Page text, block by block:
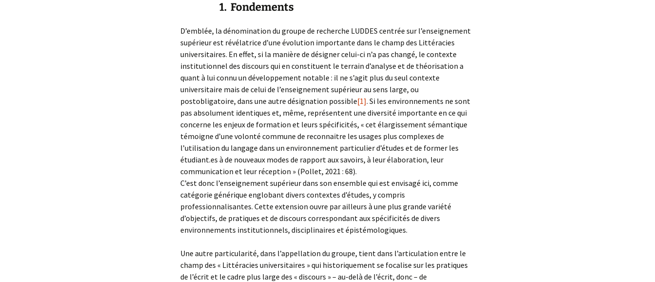
1. Fondements
D’emblée, la dénomination du groupe de recherche LUDDES centrée sur l’enseignement
supérieur est révélatrice d’une évolution importante dans le champ des Littéracies
universitaires. En effet, si la manière de désigner celui-ci n’a pas changé, le contexte
institutionnel des discours qui en constituent le terrain d’analyse et de théorisation a
quant à lui connu un développement notable : il ne s’agit plus du seul contexte
universitaire mais de celui de l’enseignement supérieur au sens large, ou
postobligatoire, dans une autre désignation possible[1]. Si les environnements ne sont
pas absolument identiques et, même, représentent une diversité importante en ce qui
concerne les enjeux de formation et leurs spécificités, « cet élargissement sémantique
témoigne d’une volonté commune de reconnaitre les usages plus complexes de
l’utilisation du langage dans un environnement particulier d’études et de former les
étudiant.es à de nouveaux modes de rapport aux savoirs, à leur élaboration, leur
communication et leur réception » (Pollet, 2021 : 68).
C’est donc l’enseignement supérieur dans son ensemble qui est envisagé ici, comme
catégorie générique englobant divers contextes d’études, y compris
professionnalisantes. Cette extension ouvre par ailleurs à une plus grande variété
d’objectifs, de pratiques et de discours correspondant aux spécificités de divers
environnements institutionnels, disciplinaires et épistémologiques.
Une autre particularité, dans l’appellation du groupe, tient dans l’articulation entre le
champ des « Littéracies universitaires » qui historiquement se focalise sur les pratiques
de l’écrit et le cadre plus large des « discours » – au-delà de l’écrit, donc – de